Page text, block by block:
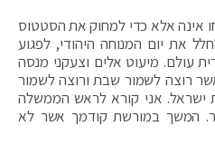
אינה אלא כדי למחוק את הסטטוס
את יום המנוחה היהודי, לפגוע
עולם. מיעוט אלים וצעקני מנסה
רוצה לשמור שבת ורוצה לשמור
ישראל. אני קורא לראש הממשלה
המשך במורשת קודמך אשר לא